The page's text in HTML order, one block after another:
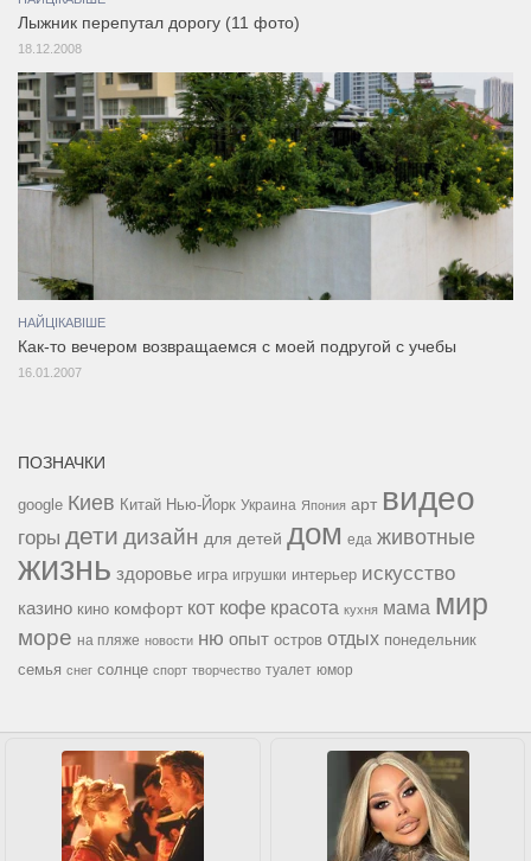
Лыжник перепутал дорогу (11 фото)
18.12.2008
НАЙЦІКАВІШЕ
Как-то вечером возвращаемся с моей подругой с учебы
16.01.2007
ПОЗНАЧКИ
google Киев Китай Нью-Йорк Украина Япония арт видео
горы дети дизайн для детей дом еда животные
жизнь здоровье игра игрушки интерьер искусство
казино кино комфорт кот кофе красота кухня мама мир
море на пляже новости ню опыт остров отдых понедельник
семья снег солнце спорт творчество туалет юмор